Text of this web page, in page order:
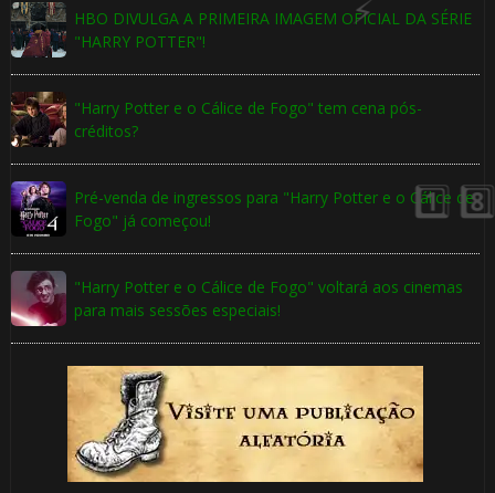
HBO DIVULGA A PRIMEIRA IMAGEM OFICIAL DA SÉRIE
"HARRY POTTER"!
"Harry Potter e o Cálice de Fogo" tem cena pós-
créditos?
Pré-venda de ingressos para "Harry Potter e o Cálice de
Fogo" já começou!
"Harry Potter e o Cálice de Fogo" voltará aos cinemas
para mais sessões especiais!
🎈
1️⃣ 8️⃣